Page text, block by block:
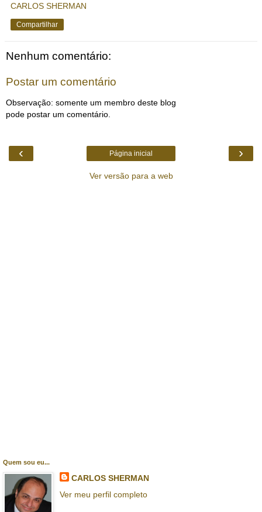
CARLOS SHERMAN
Compartilhar
Nenhum comentário:
Postar um comentário
Observação: somente um membro deste blog
pode postar um comentário.
‹ ›
Página inicial
Ver versão para a web
Quem sou eu...
CARLOS SHERMAN
Ver meu perfil completo